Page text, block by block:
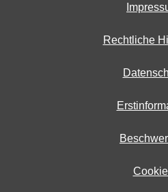
Rechtliche